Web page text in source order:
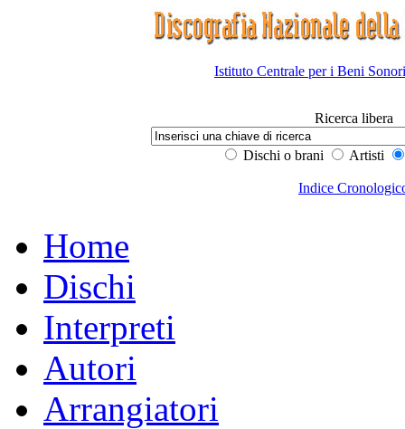
Istituto Centrale per i Beni
Ricerca libera
Dischi o brani Artisti
Indice
Home
Dischi
Interpreti
Autori
Arrangiatori